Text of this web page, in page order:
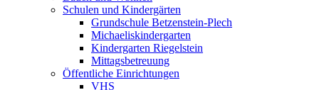
Schulen und Kindergärten
Grundschule Betzenstein-Plech
Michaeliskindergarten
Kindergarten Riegelstein
Mittagsbetreuung
Öffentliche Einrichtungen
VHS